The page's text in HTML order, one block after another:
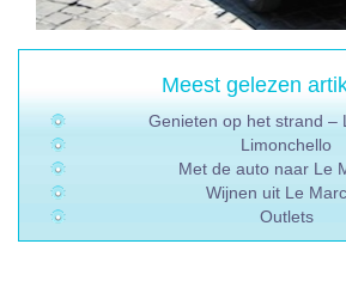
Meest gelezen
Genieten op het strand –
Limonchello
Met de auto naar Le
Wijnen uit Le
Outlets